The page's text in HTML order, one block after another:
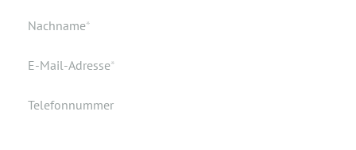
Pflichtfeld
Nachname*
Pflichtfeld
E-Mail-Adresse*
Telefonnummer
Dokumente
Ich akzeptiere die elektronische Speicherung meiner Daten